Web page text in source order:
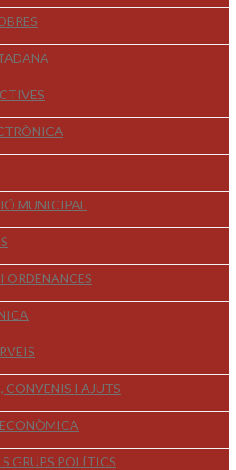
MUNICIPAL
ORDENANCES
CONVENIS I AJUTS
GRUPS POLÍTICS